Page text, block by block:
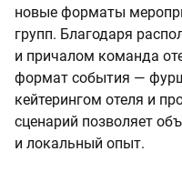
новые форматы
групп. Благодаря
и причалом команда
формат события —
кейтерингом отеля и
сценарий позволяет
и локальный опыт.